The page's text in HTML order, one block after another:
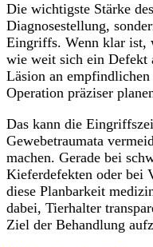
Die wichtigste Stärke
Diagnosestellung,
Eingriffs. Wenn klar ist,
wie weit sich ein Defekt
Läsion an
Operation präziser
Das kann die
Gewebetraumata
machen. Gerade bei
Kieferdefekten oder bei
diese Planbarkeit
dabei, Tierhalter
Ziel der Behandlung